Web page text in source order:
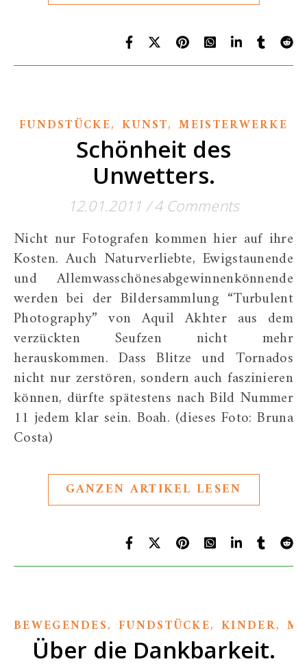
FUNDSTÜCKE, KUNST,MEISTERWERKE
Schönheit des
Unwetters.
12.01.2011 / 4 Comments
Nicht nur Fotografen kommen hier auf ihre
Kosten. Auch Naturverliebte, Ewigstaunende
und Allemwasschönesabgewinnenkönnende
werden bei der Bildersammlung “Turbulent
Photography” von Aquil Akhter aus dem
verzückten Seufzen nicht mehr
herauskommen. Dass Blitze und Tornados
nicht nur zerstören, sondern auch faszinieren
können, dürfte spätestens nach Bild Nummer
11 jedem klar sein. Boah. (dieses Foto: Bruna
Costa)
GANZEN ARTIKEL LESEN
BEWEGENDES, FUNDSTÜCKE, KINDER,
Über die Dankbarkeit.